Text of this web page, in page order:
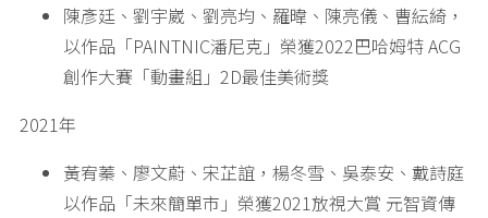
陳彥廷、劉宇崴、劉亮均、羅暐、陳亮儀、曹紜綺，
以作品「PAINTNIC潘尼克」榮獲2022巴哈姆特 ACG
創作大賽「動畫組」2D最佳美術獎
2021年
黃宥蓁、廖文蔚、宋芷誼，楊冬雪、吳泰安、戴詩庭
以作品「未來簡單市」榮獲2021放視大賞 元智資傳